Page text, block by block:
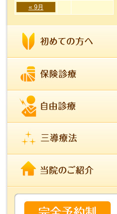
« 9月